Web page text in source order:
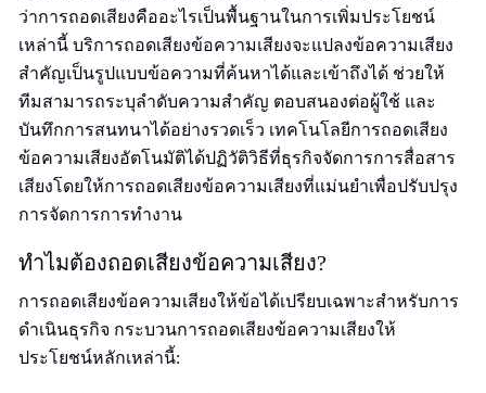
ว่าการถอดเสียงคืออะไรเป็นพื้นฐานในการเพิ่มประโยชน์
เหล่านี้ บริการถอดเสียงข้อความเสียงจะแปลงข้อความเสียง
สำคัญเป็นรูปแบบข้อความที่ค้นหาได้และเข้าถึงได้ ช่วยให้
ทีมสามารถระบุลำดับความสำคัญ ตอบสนองต่อผู้ใช้ และ
บันทึกการสนทนาได้อย่างรวดเร็ว เทคโนโลยีการถอดเสียง
ข้อความเสียงอัตโนมัติได้ปฏิวัติวิธีที่ธุรกิจจัดการการสื่อสาร
เสียงโดยให้การถอดเสียงข้อความเสียงที่แม่นยำเพื่อปรับปรุง
การจัดการการทำงาน
ทำไมต้องถอดเสียงข้อความเสียง?
การถอดเสียงข้อความเสียงให้ข้อได้เปรียบเฉพาะสำหรับการ
ดำเนินธุรกิจ กระบวนการถอดเสียงข้อความเสียงให้
ประโยชน์หลักเหล่านี้: